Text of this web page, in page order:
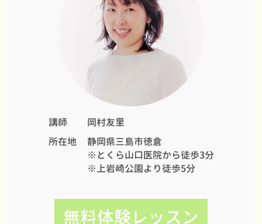
講師
岡村友里
所在地
静岡県三島市徳倉
※とくら山口医院から徒歩3分
※上岩崎公園より徒歩5分
無料体験レッスン